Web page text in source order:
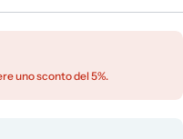
uno sconto del 5%.